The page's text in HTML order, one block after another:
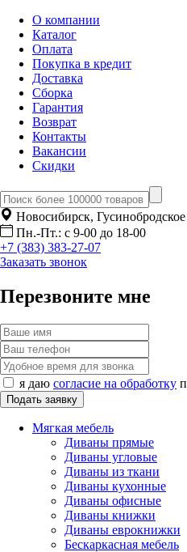
О компании
Каталог
Оплата
Покупка в кредит
Доставка
Сборка
Гарантия
Возврат
Контакты
Вакансии
Скидки
Новосибирск,
Пн.-Пт.: с 9-00 до 18-00
+7 (383) 383-27-07
Заказать звонок
Перезвоните мне
я даю согласие на обработку
Мягкая мебель
Диваны прямые
Диваны угловые
Диваны из ткани
Диваны кухонные
Диваны офисные
Диваны книжки
Диваны еврокнижки
Бескаркасная мебель